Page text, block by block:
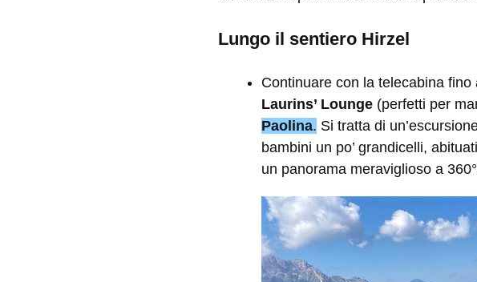
Lungo il sentiero Hirzel
Continuare con la telecabina
Laurins’ Lounge (perfetti per
Paolina. Si tratta di
bambini un po’ grandicelli,
un panorama meraviglioso a